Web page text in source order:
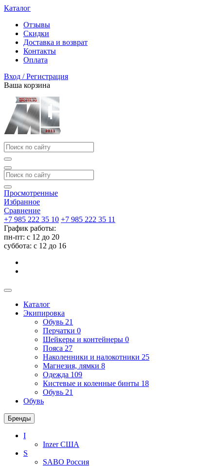
Каталог
Отзывы
Скидки
Доставка и возврат
Контакты
Оплата
Вход / Регистрация
Ваша корзина
Просмотренные
Избранное
Сравнение
+7 985 222 35 10 +7 985 222 35 11
График работы:
пн-пт: с 12 до 20
суббота: c 12 до 16
Каталог
Экипировка
Обувь 21
Перчатки 0
Шейкеры и контейнеры 0
Пояса 27
Наколенники и налокотники 25
Магнезия, лямки 8
Одежда 109
Кистевые и коленные бинты 18
Обувь 21
Обувь
Бренды
I
InzerСША
S
SABO Россия